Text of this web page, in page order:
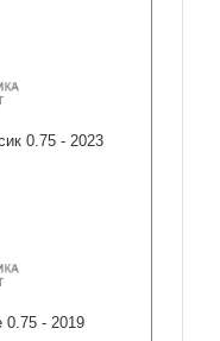
0.75 - 2023
- 2019